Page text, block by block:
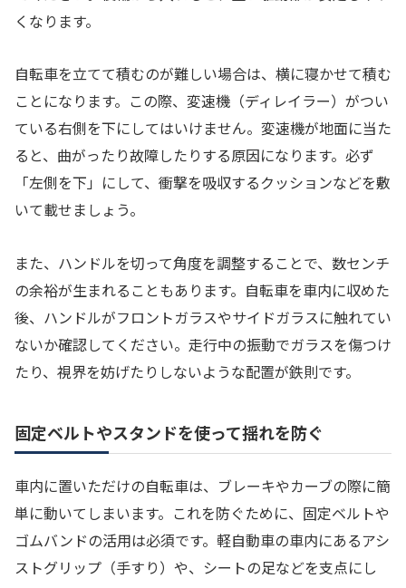
くなります。
自転車を立てて積むのが難しい場合は、横に寝かせて積む
ことになります。この際、変速機（ディレイラー）がつい
ている右側を下にしてはいけません。変速機が地面に当た
ると、曲がったり故障したりする原因になります。必ず
「左側を下」にして、衝撃を吸収するクッションなどを敷
いて載せましょう。
また、ハンドルを切って角度を調整することで、数センチ
の余裕が生まれることもあります。自転車を車内に収めた
後、ハンドルがフロントガラスやサイドガラスに触れてい
ないか確認してください。走行中の振動でガラスを傷つけ
たり、視界を妨げたりしないような配置が鉄則です。
固定ベルトやスタンドを使って揺れを防ぐ
車内に置いただけの自転車は、ブレーキやカーブの際に簡
単に動いてしまいます。これを防ぐために、固定ベルトや
ゴムバンドの活用は必須です。軽自動車の車内にあるアシ
ストグリップ（手すり）や、シートの足などを支点にし